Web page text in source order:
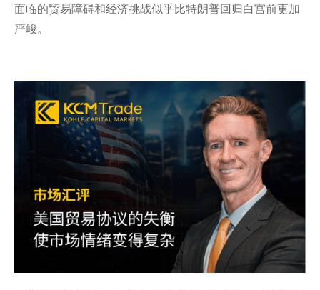
面临的贸易障碍和经济挑战似乎比特朗普回归白宫前更加
严峻。